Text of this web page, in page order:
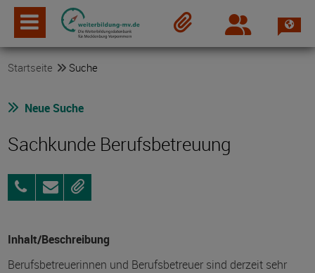
Login
Startseite Suche
Neue Suche
Sachkunde Berufsbetreuung
03841
753
AnfragenMerken
Inhalt/Beschreibung
Berufsbetreuerinnen und Berufsbetreuer sind derzeit sehr